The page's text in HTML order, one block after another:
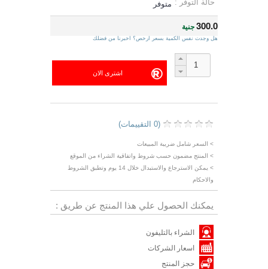
حالة التوفر : متوفر
300.0جنية
هل وجدت نفس الكمية بسعر ارخص؟ اخبرنا من فضلك
(0 التقييمات)
> السعر شامل ضريبة المبيعات
> المنتج مضمون حسب شروط واتفاقية الشراء من الموقع
> يمكن الاسترجاع والاستبدال خلال 14 يوم وتطبق الشروط
والاحكام
يمكنك الحصول علي هذا المنتج عن طريق :
الشراء بالتليفون
اسعار الشركات
حجز المنتج